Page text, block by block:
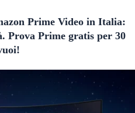
Prime Video in Italia:
Prova Prime gratis per 30